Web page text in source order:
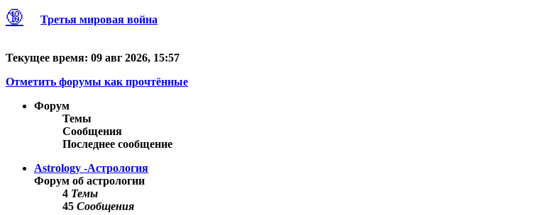
🔞 Третья мировая война
Текущее время: 09 авг 2026, 15:57
Отметить форумы как прочтённые
Форум
Темы
Сообщения
Последнее сообщение
Astrology -Астрология
Форум об астрологии
4 Темы
45 Сообщения